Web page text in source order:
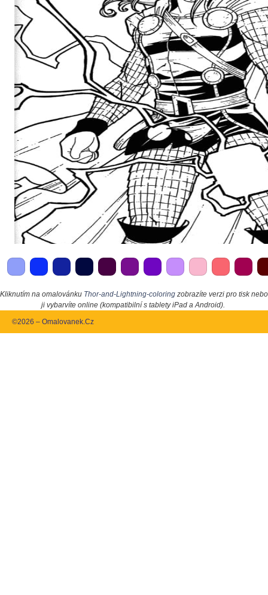
Kliknutím na omalovánku Thor-and-Lightning-coloring zobrazíte verzi pro tisk nebo
ji vybarvíte online (kompatibilní s tablety iPad a Android).
©2026 – Omalovanek.Cz